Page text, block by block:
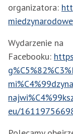
organizatora:
Wydarzenie na
Facebooku:
eu/